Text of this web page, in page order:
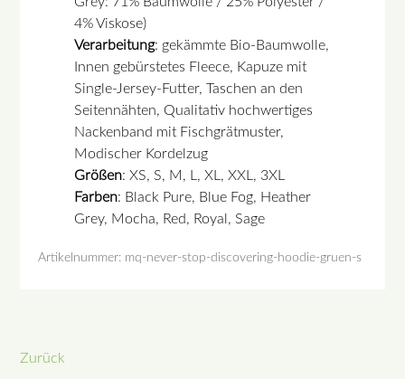
4% Viskose)
Verarbeitung: gekämmte Bio-Baumwolle,
Innen gebürstetes Fleece, Kapuze mit
Single-Jersey-Futter, Taschen an den
Seitennähten, Qualitativ hochwertiges
Nackenband mit Fischgrätmuster,
Modischer Kordelzug
Größen: XS, S, M, L, XL, XXL, 3XL
Farben: Black Pure, Blue Fog, Heather
Grey, Mocha, Red, Royal, Sage
Artikelnummer: mq-never-stop-discovering-hoodie-gruen-s
Zurück